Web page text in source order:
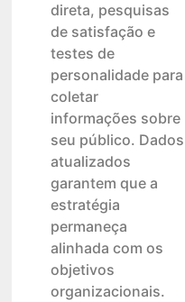
direta, pesquisas
de satisfação e
testes de
personalidade para
coletar
informações sobre
seu público. Dados
atualizados
garantem que a
estratégia
permaneça
alinhada com os
objetivos
organizacionais.